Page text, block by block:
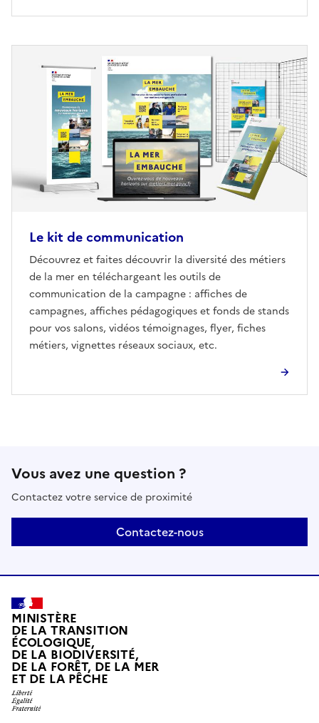
Le kit de communication
Découvrez et faites découvrir la diversité des métiers
de la mer en téléchargeant les outils de
communication de la campagne : affiches de
campagnes, affiches pédagogiques et fonds de stands
pour vos salons, vidéos témoignages, flyer, fiches
métiers, vignettes réseaux sociaux, etc.
Vous avez une question ?
Contactez votre service de proximité
Contactez-nous
MINISTÈRE
DE LA TRANSITION
ÉCOLOGIQUE,
DE LA BIODIVERSITÉ,
DE LA FORÊT, DE LA MER
ET DE LA PÊCHE
LIBERTÉ, ÉGALITÉ, FRATERNITÉ